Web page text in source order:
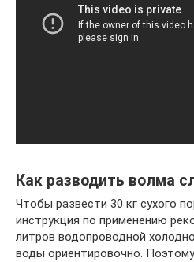
Как разводить волма
Чтобы развести 30 кг сухого
инструкция по применению
литров водопроводной
воды ориентировочно.